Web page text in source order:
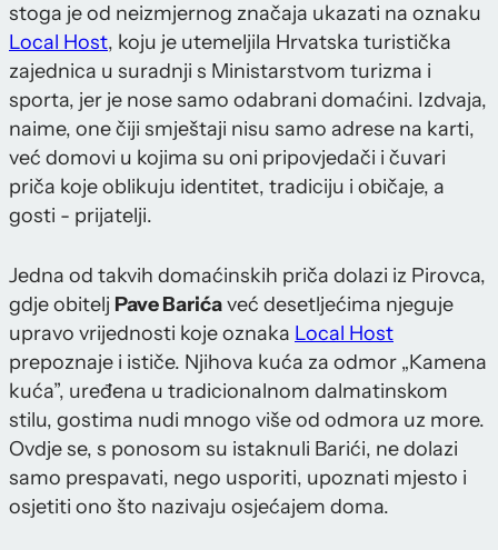
stoga je od neizmjernog značaja ukazati na oznaku
Local Host, koju je utemeljila Hrvatska turistička
zajednica u suradnji s Ministarstvom turizma i
sporta, jer je nose samo odabrani domaćini. Izdvaja,
naime, one čiji smještaji nisu samo adrese na karti,
već domovi u kojima su oni pripovjedači i čuvari
priča koje oblikuju identitet, tradiciju i običaje, a
gosti - prijatelji.
Jedna od takvih domaćinskih priča dolazi iz Pirovca,
gdje obitelj Pave Barićaveć desetljećima njeguje
upravo vrijednosti koje oznaka Local Host
prepoznaje i ističe. Njihova kuća za odmor „Kamena
kuća”, uređena u tradicionalnom dalmatinskom
stilu, gostima nudi mnogo više od odmora uz more.
Ovdje se, s ponosom su istaknuli Barići, ne dolazi
samo prespavati, nego usporiti, upoznati mjesto i
osjetiti ono što nazivaju osjećajem doma.